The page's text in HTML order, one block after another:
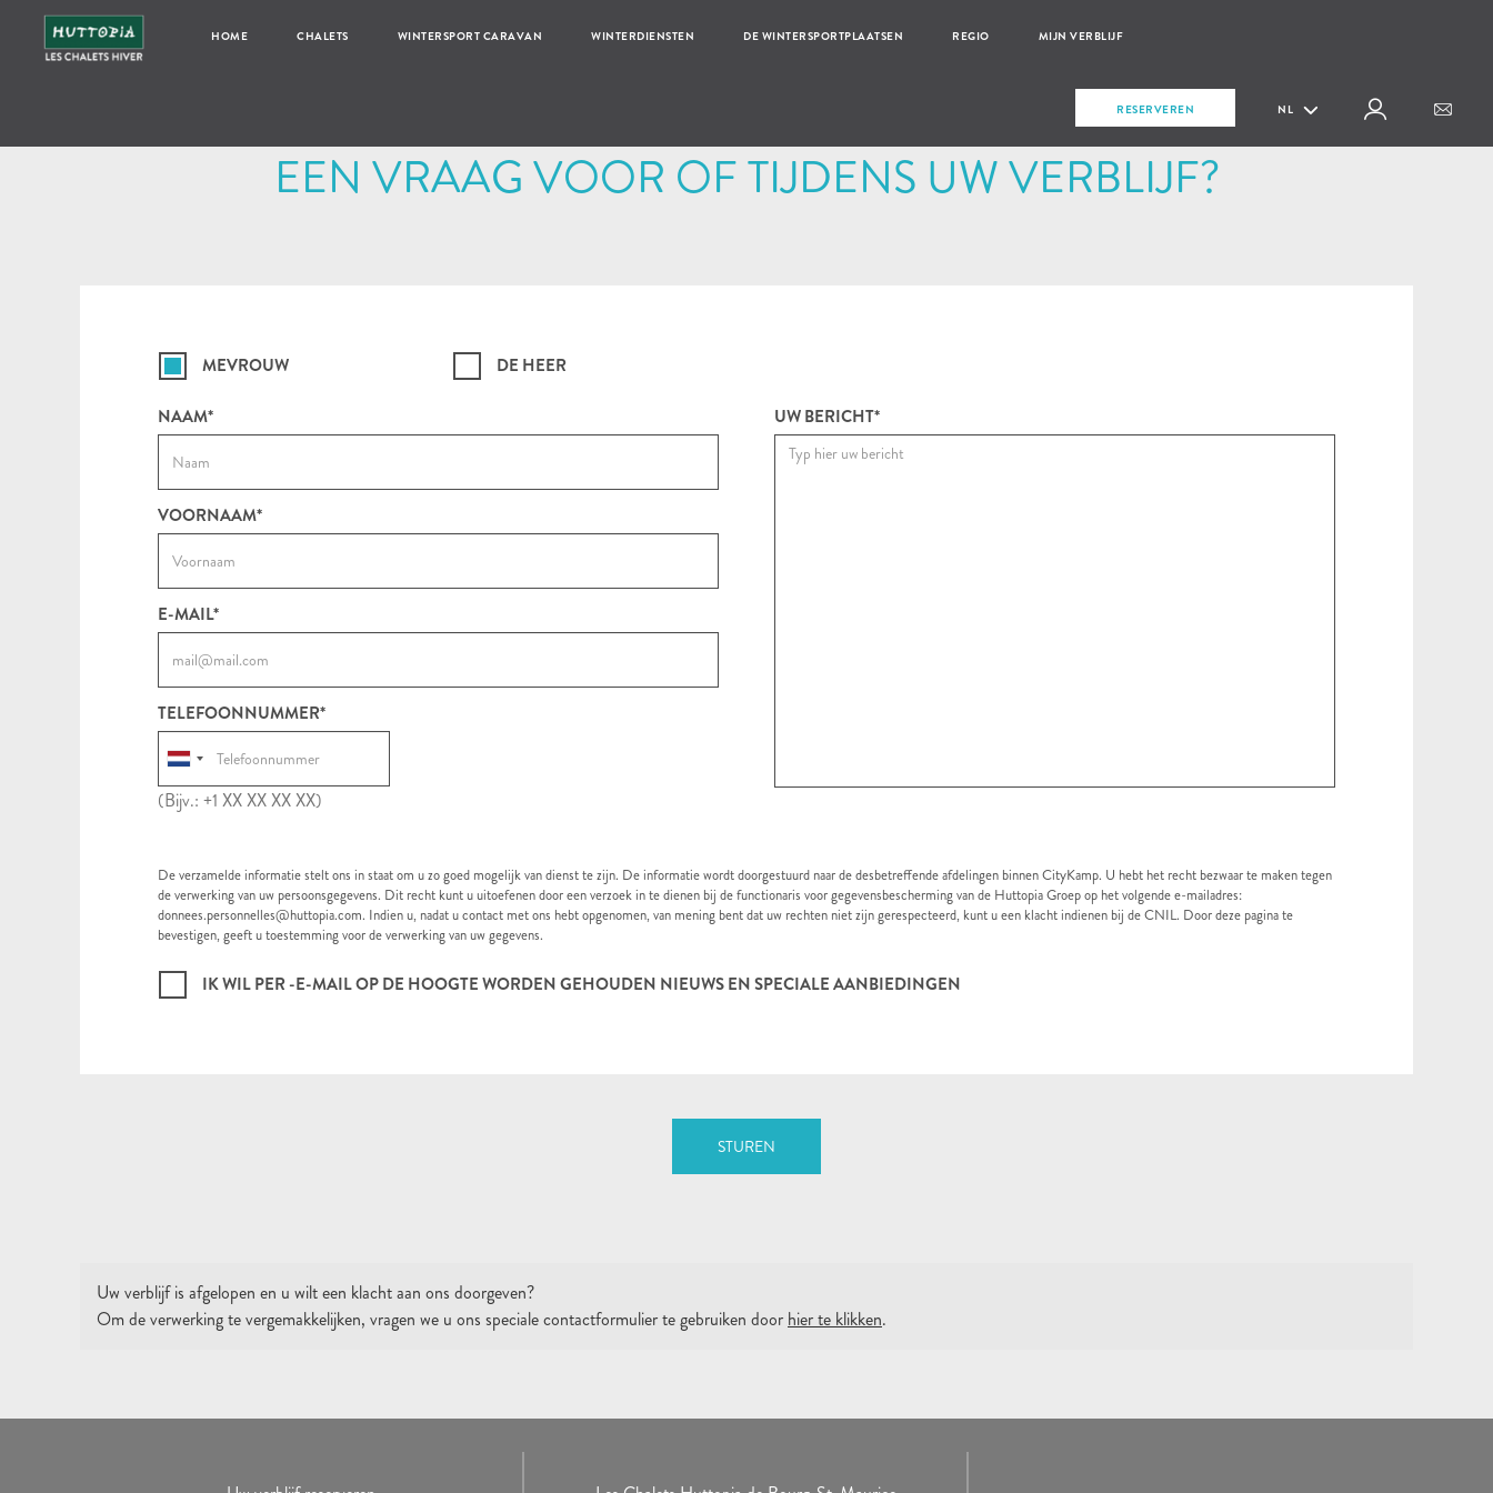
HOME CHALETS WINTERSPORT CARAVAN WINTERDIENSTEN DE WINTERSPORTPLAATSEN REGIO MIJN VERBLIJF
RESERVEREN NL
EEN VRAAG VOOR OF TIJDENS UW VERBLIJF?
MEVROUW DE HEER
NAAM*
VOORNAAM*
E-MAIL*
TELEFOONNUMMER*
(Bijv.: +1 XX XX XX XX)
UW BERICHT*
De verzamelde informatie stelt ons in staat om u zo goed mogelijk van dienst te zijn. De informatie wordt doorgestuurd naar de desbetreffende afdelingen binnen CityKamp. U hebt het recht bezwaar te maken tegen
de verwerking van uw persoonsgegevens. Dit recht kunt u uitoefenen door een verzoek in te dienen bij de functionaris voor gegevensbescherming van de Huttopia Groep op het volgende e-mailadres:
donnees.personnelles@huttopia.com. Indien u, nadat u contact met ons hebt opgenomen, van mening bent dat uw rechten niet zijn gerespecteerd, kunt u een klacht indienen bij de CNIL. Door deze pagina te
bevestigen, geeft u toestemming voor de verwerking van uw gegevens.
IK WIL PER -E-MAIL OP DE HOOGTE WORDEN GEHOUDEN NIEUWS EN SPECIALE AANBIEDINGEN
STUREN
Uw verblijf is afgelopen en u wilt een klacht aan ons doorgeven?
Om de verwerking te vergemakkelijken, vragen we u ons speciale contactformulier te gebruiken door hier te klikken.